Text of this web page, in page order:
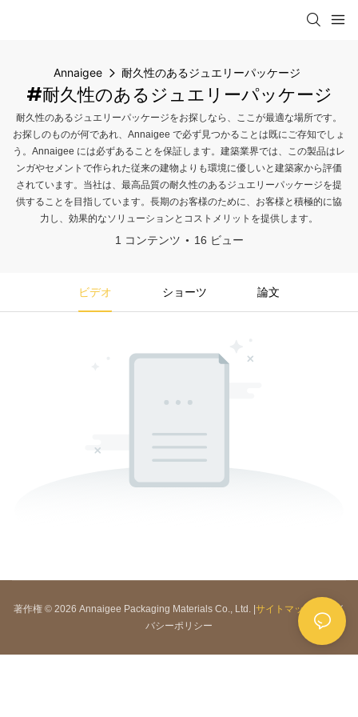
Annaigee 耐久性のあるジュエリーパッケージ
#耐久性のあるジュエリーパッケージ
耐久性のあるジュエリーパッケージをお探しなら、ここが最適な場所です。
お探しのものが何であれ、Annaigee で必ず見つかることは既にご存知でしょ
う。Annaigee には必ずあることを保証します。建築業界では、この製品はレ
ンガやセメントで作られた従来の建物よりも環境に優しいと建築家から評価
されています。当社は、最高品質の耐久性のあるジュエリーパッケージを提
供することを目指しています。長期のお客様のために、お客様と積極的に協
力し、効果的なソリューションとコストメリットを提供します。
1 コンテンツ 16 ビュー
ビデオ ショーツ 論文
著作権 © 2026 Annaigee Packaging Materials Co., Ltd. |サイトマップ
プライ
バシーポリシー